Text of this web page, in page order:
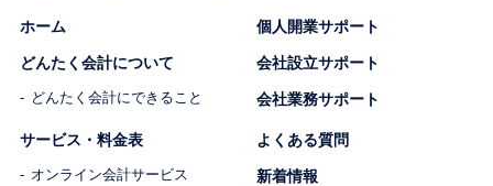
ホーム
どんたく会計について
どんたく会計にできること
個人開業サポート
会社設立サポート
会社業務サポート
サービス・料金表
オンライン会計サービス
よくある質問
新着情報